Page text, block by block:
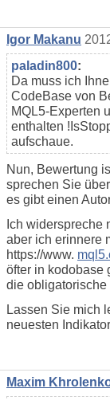
Igor Makanu
paladin800:
Da muss ich
CodeBase von
MQL5-Experten
enthalten
aufschaue.
Nun, Bewertung
sprechen Sie
es gibt einen
Ich widerspreche
aber ich erinnere
https://www.
öfter in kodobase
die obligatorische
Lassen Sie mich
neuesten
Maxim